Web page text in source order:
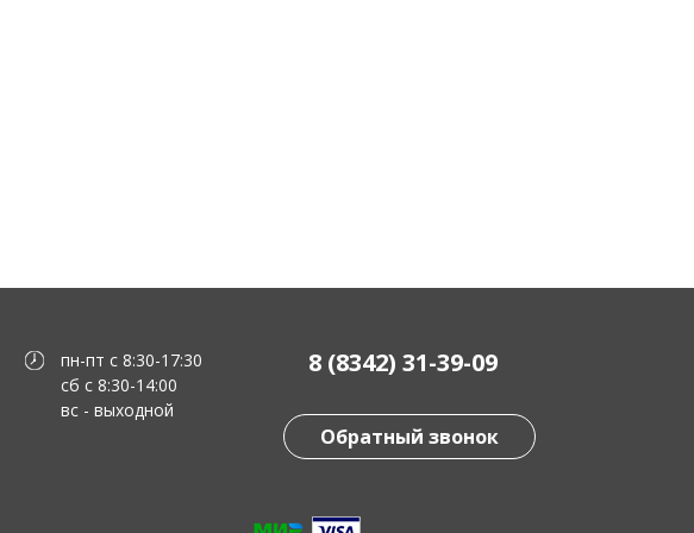
пн-пт с 8:30-17:30
сб с 8:30-14:00
вс - выходной
8 (8342) 31-39-09
Обратный звонок